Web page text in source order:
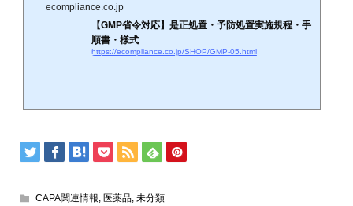
ecompliance.co.jp
【GMP省令対応】是正処置・予防処置実施規程・手
順書・様式
https://ecompliance.co.jp/SHOP/GMP-05.html
CAPA関連情報, 医薬品, 未分類